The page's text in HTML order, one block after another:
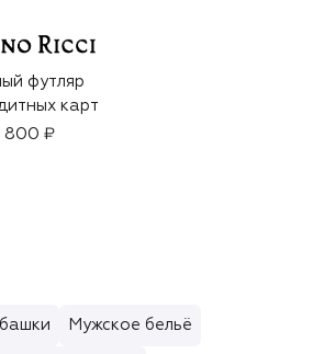
футляр
карт
800 ₽
Мужское бельё